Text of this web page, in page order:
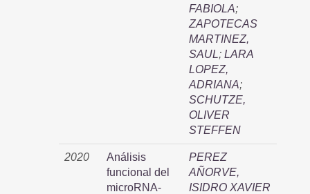
FABIOLA;
ZAPOTECAS
MARTINEZ,
SAUL; LARA
LOPEZ,
ADRIANA;
SCHUTZE,
OLIVER
STEFFEN
2020
Análisis
funcional del
microRNA-
PEREZ
AÑORVE,
ISIDRO XAVIER